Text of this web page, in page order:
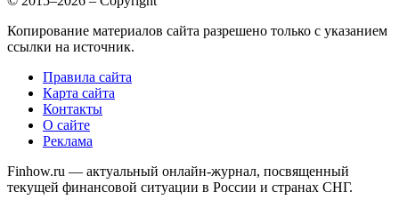
Копирование материалов сайта разрешено только с указанием
ссылки на источник.
Правила сайта
Карта сайта
Контакты
О сайте
Реклама
Finhow.ru — актуальный онлайн-журнал, посвященный
текущей финансовой ситуации в России и странах СНГ.